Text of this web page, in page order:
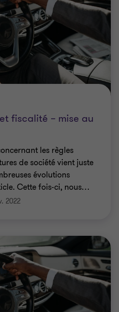
fiscalité – mise au
les règles
de société vient juste
évolutions
Cette fois-ci, nous…
2022